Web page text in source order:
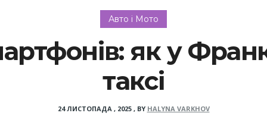
Авто і Мото
як у
таксі
24 ЛИСТОПАДА , 2025, BY HALYNA VARKHOV